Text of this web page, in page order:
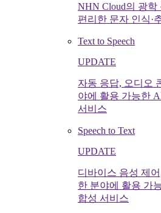
NHN Cloud의 광
편리한 문자 인식·
Text to Speech
UPDATE
자동 응답, 오디오
야에 활용 가능한
서비스
Speech to Text
UPDATE
디바이스 음성 제
한 분야에 활용 가
합성 서비스